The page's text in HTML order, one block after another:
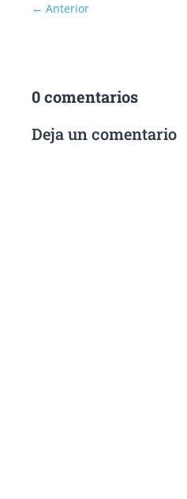
←Anterior
0 comentarios
Deja un comentario